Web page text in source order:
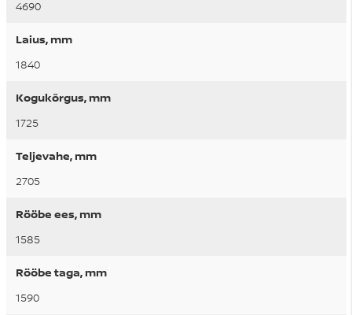
4690
Laius, mm
1840
Kogukõrgus, mm
1725
Teljevahe, mm
2705
Rööbe ees, mm
1585
Rööbe taga, mm
1590